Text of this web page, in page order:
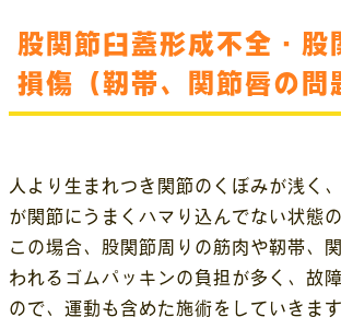
股関節臼蓋形成不全・股
損傷（靭帯、関節唇の問
人より生まれつき関節のくぼみが浅く
が関節にうまくハマり込んでない状態の
この場合、股関節周りの筋肉や靭帯、
われるゴムパッキンの負担が多く、故
ので、運動も含めた施術をしていきます